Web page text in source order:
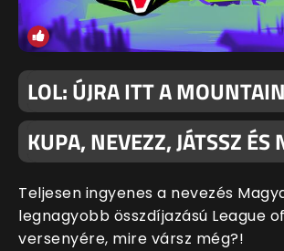
LOL: ÚJRA ITT A
KUPA, NEVEZZ, JÁTSSZ ÉS
Teljesen ingyenes a nevezés
legnagyobb összdíjazású League
versenyére, mire vársz még?!